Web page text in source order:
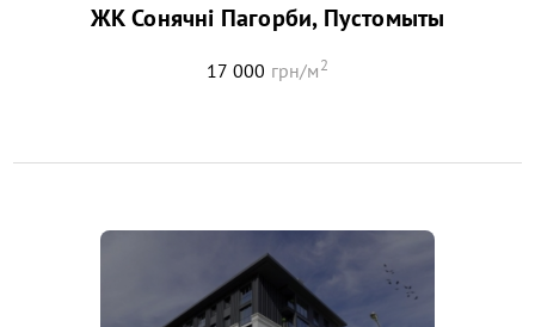
ЖК Сонячні Пагорби, Пустомыты
17 000 грн/м2